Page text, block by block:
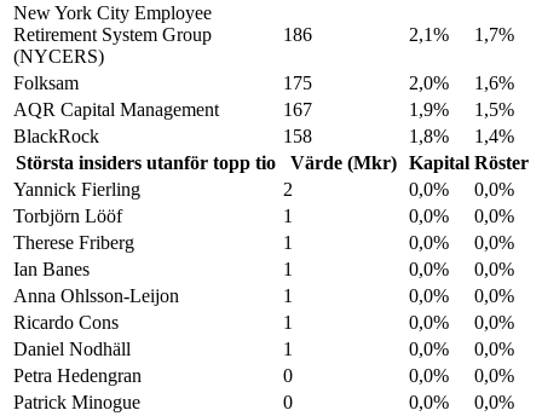
New York City Employee
Retirement System Group
(NYCERS)
186 2,1% 1,7%
Folksam 175 2,0%
1,6%
AQR Capital Management
167 1,9%
1,5%
BlackRock
158 1,8%
1,4%
Största insiders utanför topp tio
Värde (Mkr) Kapital Röster
Yannick Fierling
2 0,0%
0,0%
Torbjörn Lööf
1 0,0%
0,0%
Therese Friberg
1 0,0%
0,0%
Ian Banes
1 0,0%
0,0%
Anna Ohlsson-Leijon
1 0,0%
0,0%
Ricardo Cons
1 0,0%
0,0%
Daniel Nodhäll
1 0,0%
0,0%
Petra Hedengran
0 0,0%
0,0%
Patrick Minogue
0 0,0%
0,0%